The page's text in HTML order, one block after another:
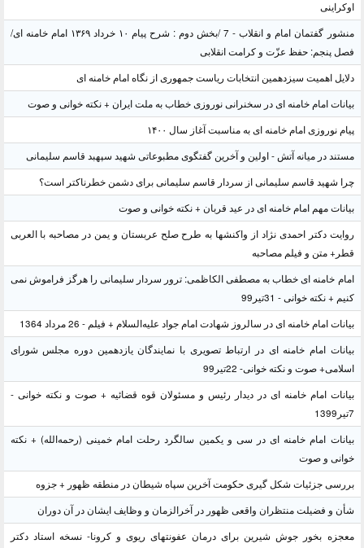
اوکراینی
منشور گفتمان امام و انقلاب - 7 /بخش دوم : شرح پیام ۱۰ خرداد ۱۳۶۹ امام خامنه ای/
فصل پنجم: حفظ عزّت و کرامت انقلابی
دلایل اهمیت سیزدهمین انتخابات ریاست جمهوری از نگاه امام خامنه ای
بیانات امام خامنه ای در سخنرانی نوروزی خطاب به ملت ایران + نکته خوانی و صوت
پیام نوروزی امام خامنه ای به مناسبت آغاز سال ۱۴۰۰
مستند در میانه آتش - اولین و آخرین گفتگوی مطبوعاتی شهید سپهبد قاسم سلیمانی
چرا شهید قاسم سلیمانی از سردار قاسم سلیمانی برای دشمن خطرناکتر است؟
بیانات مهم امام خامنه ای در عید قربان + نکته خوانی و صوت
روایت دکتر احمدی نژاد از واکنشها به طرح صلح عربستان و یمن در مصاحبه با العربی
قطر+ متن و فیلم مصاحبه
امام خامنه ای خطاب به مصطفی الکاظمی: ترور سردار سلیمانی را هرگز فراموش نمی
کنیم + نکته خوانی - 31تیر99
بیانات امام خامنه ای در سالروز شهادت امام جواد علیه‌السلام + فیلم - 26 مرداد 1364
بیانات امام خامنه ای در ارتباط تصویری با نمایندگان یازدهمین دوره مجلس شورای
اسلامی+ صوت و نکته خوانی- 22تیر99
بیانات امام خامنه ای در دیدار رئیس و مسئولان قوه قضائیه + صوت و نکته خوانی -
7تیر1399
بیانات امام خامنه ای در سی و یکمین سالگرد رحلت امام خمینی (رحمه‌الله) + نکته
خوانی و صوت
بررسی جزئیات شکل گیری حکومت آخرین سپاه شیطان در منطقه ظهور + جزوه
شأن و فضیلت منتظران واقعی ظهور در آخرالزمان و وظایف ایشان در آن دوران
معجزه بخور جوش شیرین برای درمان عفونتهای ریوی و کرونا- نسخه استاد دکتر